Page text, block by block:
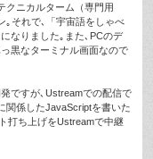
クニカルターム（専門用
｡それで､「宇宙語をしゃべ
なりました｡また､PCのデ
黒なターミナル画面なので
ですが､Ustreamでの配信で
関係したJavaScriptを書いた
打ち上げをUstreamで中継